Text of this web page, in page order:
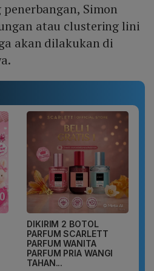
Simon
atau clustering lini
akan dilakukan di
DIKIRIM 2 BOTOL
PARFUM SCARLETT
PARFUM WANITA
PARFUM PRIA WANGI
TAHAN...